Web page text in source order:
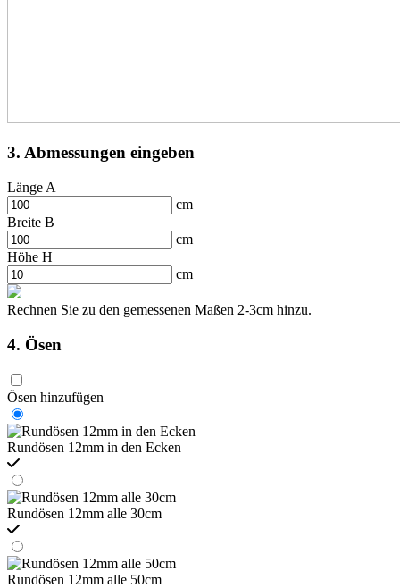
3. Abmessungen eingeben
Länge A
cm
Breite B
cm
Höhe H
cm
Rechnen Sie zu den gemessenen Maßen 2-3cm hinzu.
4. Ösen
Ösen hinzufügen
Rundösen 12mm in den Ecken
Rundösen 12mm alle 30cm
Rundösen 12mm alle 50cm